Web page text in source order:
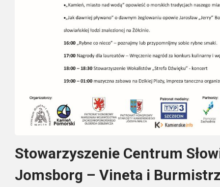
Stowarzyszenie Centrum
Jomsborg – Vineta i